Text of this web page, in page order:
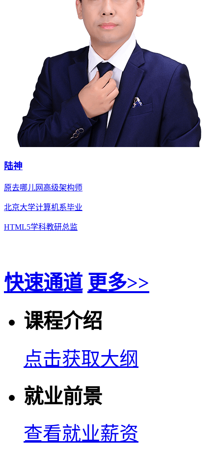
陆神
原去哪儿网高级架构师
北京大学计算机系毕业
HTML5学科教研总监
快速通道 更多>>
课程介绍
点击获取大纲
就业前景
查看就业薪资